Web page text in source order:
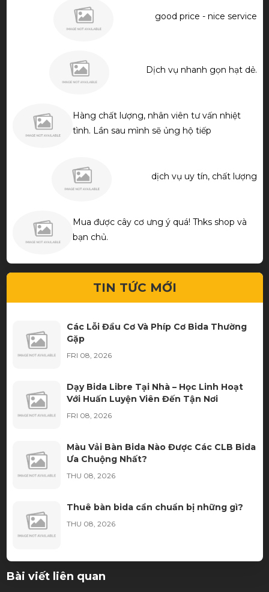
good price - nice service
Dịch vụ nhanh gọn hạt dẻ.
Hàng chất lượng, nhân viên tư vấn nhiệt
tình. Lần sau mình sẽ ủng hộ tiếp
dịch vụ uy tín, chất lượng
Mua được cây cơ ưng ý quá! Thks shop và
bạn chủ.
TIN TỨC MỚI
Các Lỗi Đầu Cơ Và Phíp Cơ Bida Thường
Gặp
FRI 08, 2026
Dạy Bida Libre Tại Nhà – Học Linh Hoạt
Với Huấn Luyện Viên Đến Tận Nơi
FRI 08, 2026
Màu Vải Bàn Bida Nào Được Các CLB Bida
Ưa Chuộng Nhất?
THU 08, 2026
Thuê bàn bida cần chuẩn bị những gì?
THU 08, 2026
Hiệu Và Cách Khắc Phục
Bài viết liên quan